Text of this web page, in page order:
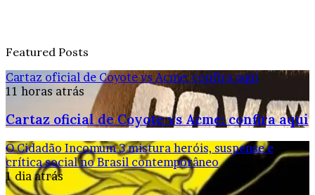
Featured Posts
Cartaz oficial de Coyote vs Acme: confira aqui
11 horas atrás
Cartaz oficial de Coyote vs Acme: confira aqui
O Cidadão Incomum 3 mistura heróis, suspense e
crítica social no Brasil contemporâneo
1 dia atrás